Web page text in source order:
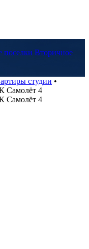
поселки Вторичное
студии •
Самолёт 4
Самолёт 4